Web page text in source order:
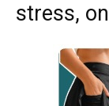
stress,